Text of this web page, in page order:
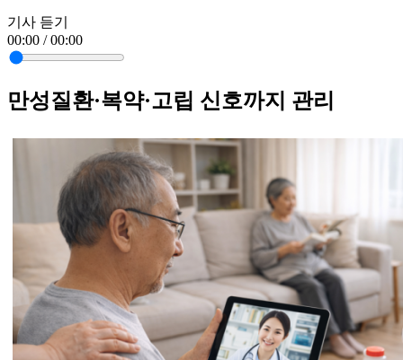
기사 듣기
00:00 / 00:00
만성질환·복약·고립 신호까지 관리